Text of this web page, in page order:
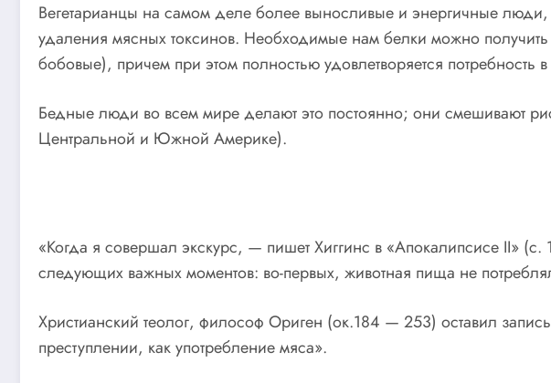
Вегетарианцы на самом деле более выносливые и энергичные
удаления мясных токсинов. Необходимые нам белки можно получить
бобовые), причем при этом полностью удовлетворяется потребность
Бедные люди во всем мире делают это постоянно; они смешивают
Центральной и Южной Америке).
«Когда я совершал экскурс, — пишет Хиггинс в «Апокалипсисе II»
следующих важных моментов: во-первых, животная пища не
Христианский теолог, философ Ориген (ок.184 — 253) оставил
преступлении, как употребление мяса».